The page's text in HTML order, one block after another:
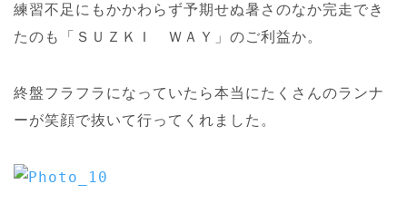
練習不足にもかかわらず予期せぬ暑さのなか完走でき
たのも「ＳＵＺＫＩ ＷＡＹ」のご利益か。
終盤フラフラになっていたら本当にたくさんのランナ
ーが笑顔で抜いて行ってくれました。